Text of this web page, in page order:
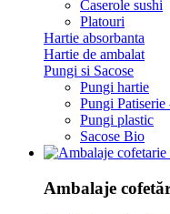
Caserole sushi
Platouri
Hartie absorbanta
Hartie de ambalat
Pungi si Sacose
Pungi hartie
Pungi Patiserie
Pungi plastic
Sacose Bio
Ambalaje